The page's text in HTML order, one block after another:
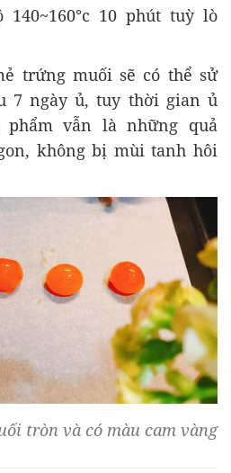
10 phút tuỳ lò
trứng muối sẽ có thể sử
7 ngày ủ, tuy thời gian ủ
phẩm vẫn là những quả
không bị mùi tanh hôi
tròn và có màu cam vàng